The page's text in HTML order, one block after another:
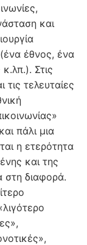
και
έθνος, ένα
Στις
τελευταίες
πάλι μια
η ετερότητα
και της
στη διαφορά.